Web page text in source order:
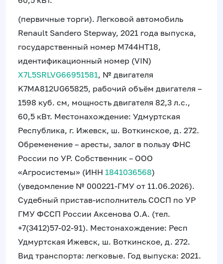
(первичные торги). Легковой автомобиль
Renault Sandero Stepway, 2021 года выпуска,
государственный номер М744НТ18,
идентификационный номер (VIN)
X7L5SRLVG66951581, № двигателя
K7MA812UG65825, рабочий объём двигателя –
1598 куб. см, мощность двигателя 82,3 л.с.,
60,5 кВт. Местонахождение: Удмуртская
Республика, г. Ижевск, ш. Воткинское, д. 272.
Обременение – аресты, залог в пользу ФНС
России по УР. Собственник – ООО
«Агросистемы» (ИНН 1841036568)
(уведомление № 000221-ГМУ от 11.06.2026).
Судебный пристав-исполнитель СОСП по УР
ГМУ ФССП России Аксенова О.А. (тел.
+7(3412)57-02-91). Местонахождение: Респ
Удмуртская Ижевск, ш. Воткинское, д. 272.
Вид транспорта: легковые. Год выпуска: 2021.